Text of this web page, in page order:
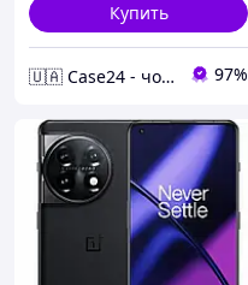
Купить
🇺🇦 Case24 - чохли та аксесуари для смартфонів та планшетів 97%